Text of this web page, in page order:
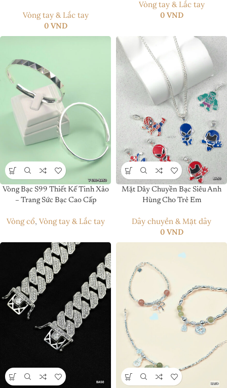
Vòng tay & Lắc tay
0 VND
Vòng tay & Lắc tay
0 VND
Vòng Bạc S99 Thiết Kế Tinh Xảo
– Trang Sức Bạc Cao Cấp
Vòng cổ, Vòng tay & Lắc tay
Mặt Dây Chuyền Bạc Siêu Anh
Hùng Cho Trẻ Em
Dây chuyền & Mặt dây
0 VND